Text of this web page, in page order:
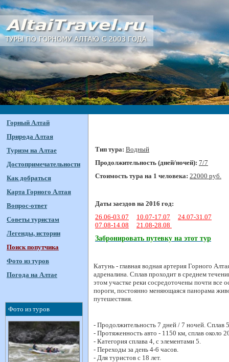
Горный Алтай
Природа Алтая
Туризм на Алтае
Достопримечательности
Как добраться
Карта Горного Алтая
Вопрос-ответ
Советы туристам
Легенды, истории
Поиск попутчика
Фото из туров
Погода на Алтае
Фото из туров
Тип тура: Водный
Продолжительность (дней/ночей): 7/7
Стоимость тура на 1 человека: 22000 руб.
Даты заездов на 2016 год:
26.06-03.07
10.07-17.07
24.07-31.07
07.08-14.08
21.08-28.08
Забронировать путевку на этот тур
Катунь - главная водная артерия Горного
адреналина. Сплав проходит в среднем
этом участке реки сосредоточены почти
пороги, постоянно меняющаяся панорама
путешествия.
- Продолжительность 7 дней / 7 ночей. Сплав
- Протяженность авто - 1150 км, сплав около
- Категория сплава 4, с элементами 5.
- Переходы за день 4-6 часов.
- Для туристов с 18 лет.